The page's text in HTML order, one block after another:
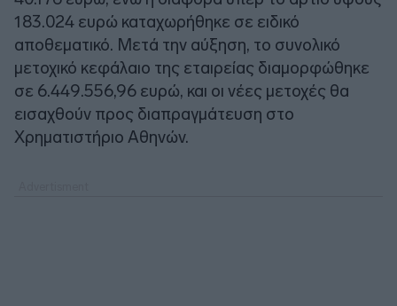
183.024 ευρώ καταχωρήθηκε σε ειδικό
αποθεματικό. Μετά την αύξηση, το συνολικό
μετοχικό κεφάλαιο της εταιρείας διαμορφώθηκε
σε 6.449.556,96 ευρώ, και οι νέες μετοχές θα
εισαχθούν προς διαπραγμάτευση στο
Χρηματιστήριο Αθηνών.